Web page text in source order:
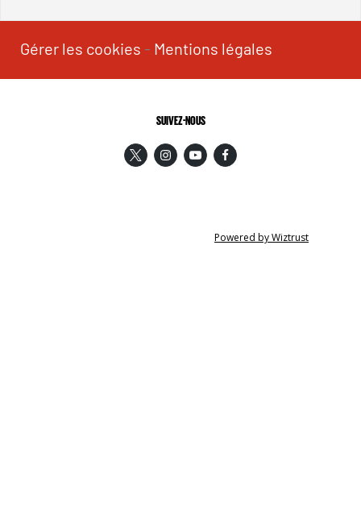
Gérer les cookies - Mentions légales
SUIVEZ-NOUS
Powered by Wiztrust